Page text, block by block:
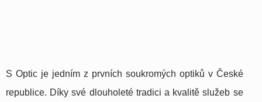
S Optic je jedním z prvních soukromých optiků v České
republice. Díky své dlouholeté tradici a kvalitě služeb se